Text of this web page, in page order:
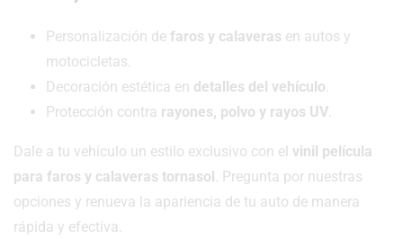
Personalización de faros y calaveras en autos y
motocicletas.
Decoración estética en detalles del vehículo
Protección contra rayones, polvo y rayos UV
Dale a tu vehículo un estilo exclusivo con el vinil película
para faros y calaveras tornasol . Pregunta por nuestras
opciones y renueva la apariencia de tu auto de manera
rápida y efectiva.